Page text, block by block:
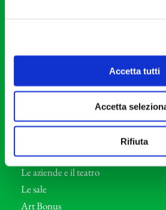
Accetta tutti
Accetta
Rifiuta
Orchestra I Pomeriggi
Direttore Artistico
Professori d’Orchestra
Eventi Corporate
Le aziende e il teatro
Le sale
Art Bonus